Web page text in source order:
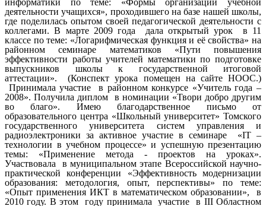
деятельности учащихся», проходившего на базе нашей школы,
где поделилась опытом своей педагогической деятельности с
коллегами. В марте 2009 года дала открытый урок в 11
классе по теме: «Логарифмическая функция и её свойства» на
районном семинаре математиков «Пути повышения
эффективности работы учителей математики по подготовке
выпускников школы к государственной итоговой
аттестации». (Конспект урока помещен на сайте НООС.)
Принимала участие в районном конкурсе «Учитель года –
2008». Получила диплом в номинации «Твори добро другим
во благо». Имею благодарственное письмо от
образовательного центра «Школьный университет» Томского
государственного университета систем управления и
радиоэлектроники за активное участие в семинаре «IT –
технологии в учебном процессе» и успешную презентацию
темы: «Применение метода - проектов на уроках».
Участвовала в муниципальном этапе Всероссийской научно-
практической конференции «Эффективность модернизации
образования: методология, опыт, перспективы» по теме:
«Опыт применения ИКТ в математическом образовании», в
2010 году. В этом году принимала участие в III Областном